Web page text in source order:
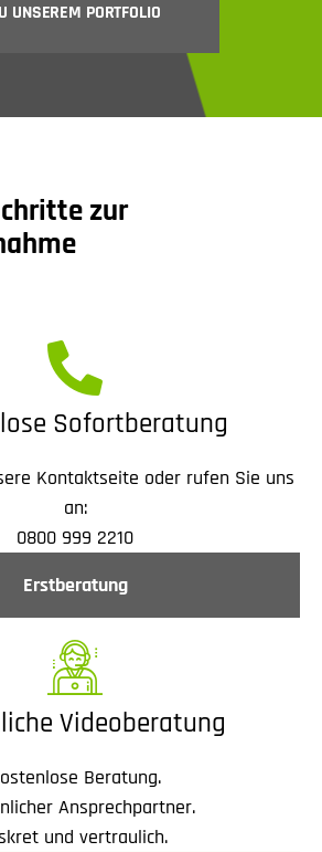
UNSEREM PORTFOLIO
zur
Sofortberatung
Kontaktseite oder rufen Sie uns
an:
0800 999 2210
Erstberatung
Videoberatung
Beratung.
Ansprechpartner.
und vertraulich.